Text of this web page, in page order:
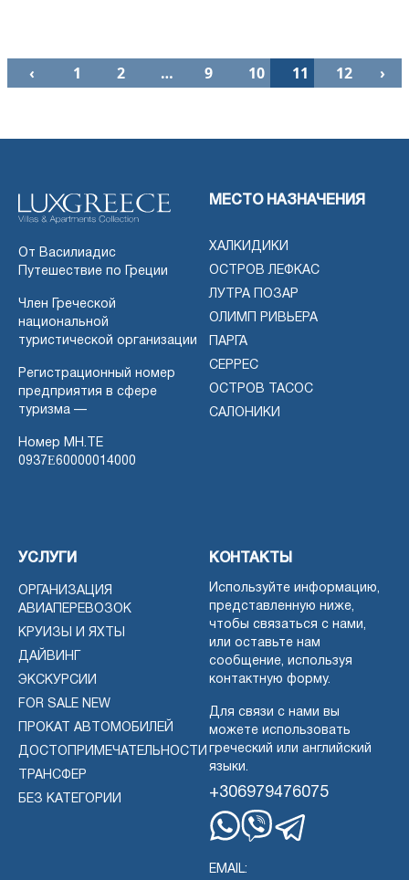
‹ 1 2 … 9 10 11 12 ›
От Василиадис
Путешествие по Греции
Член Греческой
национальной
туристической организации
Регистрационный номер
предприятия в сфере
туризма —
Номер MH.TE
0937Ε60000014000
МЕСТО НАЗНАЧЕНИЯ
ХАЛКИДИКИ
ОСТРОВ ЛЕФКАС
ЛУТРА ПОЗАР
ОЛИМП РИВЬЕРА
ПАРГА
СЕРРЕС
ОСТРОВ ТАСОС
САЛОНИКИ
УСЛУГИ
ОРГАНИЗАЦИЯ
АВИАПЕРЕВОЗОК
КРУИЗЫ И ЯХТЫ
ДАЙВИНГ
ЭКСКУРСИИ
FOR SALE NEW
ПРОКАТ АВТОМОБИЛЕЙ
ДОСТОПРИМЕЧАТЕЛЬНОСТИ
ТРАНСФЕР
БЕЗ КАТЕГОРИИ
КОНТАКТЫ
Используйте информацию,
представленную ниже,
чтобы связаться с нами,
или оставьте нам
сообщение, используя
контактную форму.
Для связи с нами вы
можете использовать
греческий или английский
языки.
+306979476075
EMAIL: